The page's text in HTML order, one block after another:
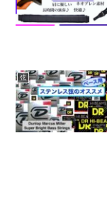
弦